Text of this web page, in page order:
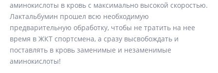
аминокислоты в кровь с максимально высокой скоростью.
Лактальбумин прошел всю необходимую
предварительную обработку, чтобы не тратить на нее
время в ЖКТ спортсмена, а сразу высвобождать и
поставлять в кровь заменимые и незаменимые
аминокислоты!